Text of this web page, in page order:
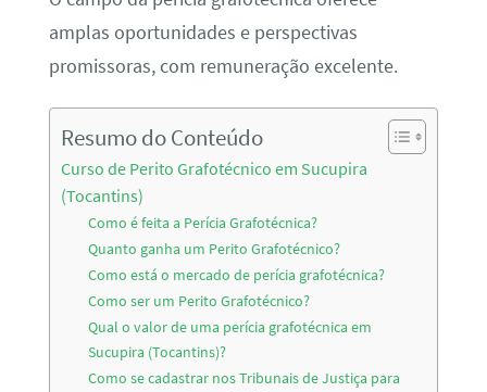
amplas oportunidades e perspectivas
promissoras, com remuneração excelente.
Resumo do Conteúdo
Curso de Perito Grafotécnico em Sucupira
(Tocantins)
Como é feita a Perícia Grafotécnica?
Quanto ganha um Perito Grafotécnico?
Como está o mercado de perícia grafotécnica?
Como ser um Perito Grafotécnico?
Qual o valor de uma perícia grafotécnica em
Sucupira (Tocantins)?
Como se cadastrar nos Tribunais de Justiça para